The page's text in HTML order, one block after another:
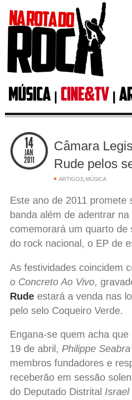
Câmara
Rude pelos
ARTIGOS,MÚSICA
Este ano de 2011 promete
banda além de adentrar
comemorará um quarto de
do rock nacional, o EP de
As festividades coincidem
o Concreto Ao Vivo,
Rude estará a venda nas
pelo selo Coqueiro Verde.
Engana-se quem acha
19 de abril, Philippe Seabra
membros fundadores e
receberão em sessão
do Deputado Distrital Israel